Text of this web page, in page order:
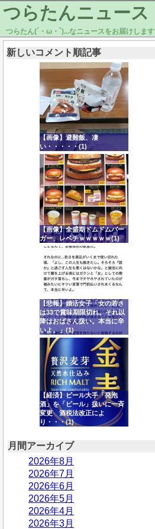
つらたんニュース
つらたん(´・ω・`)...なニュースをお届けします
新しいコメント順記事
【画像】避難飯、凄
い・・・・・(1)
【画像】全盛期ドムドムバー
ガー、レベチｗｗｗｗｗ(1)
【悲報】婚活女子「女の若さ
は33で賞味期限切れ。それ以
降はおばさん扱い。本当に辛
いよ。」(1)
【経済】ビール大手「発泡
酒」を「ビール」扱いに一斉
変更 酒税法改正によ
り・・・(1)
月間アーカイブ
2026年8月
2026年7月
2026年6月
2026年5月
2026年4月
2026年3月